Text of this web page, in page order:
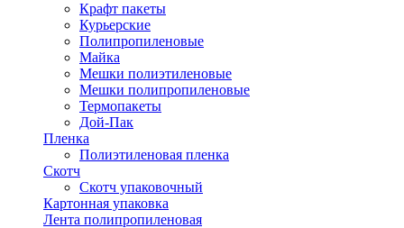
Крафт пакеты
Курьерские
Полипропиленовые
Майка
Мешки полиэтиленовые
Мешки полипропиленовые
Термопакеты
Дой-Пак
Пленка
Полиэтиленовая пленка
Скотч
Скотч упаковочный
Картонная упаковка
Лента полипропиленовая